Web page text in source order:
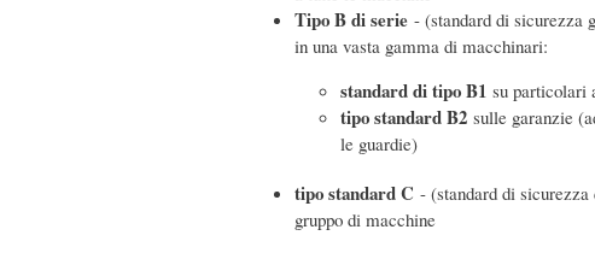
Tipo B di serie - (standard di sicurezza
in una vasta gamma di macchinari:
standard di tipo B1su particolari
tipo standard B2sulle garanzie
le guardie)
tipo standard C - (standard di
gruppo di macchine